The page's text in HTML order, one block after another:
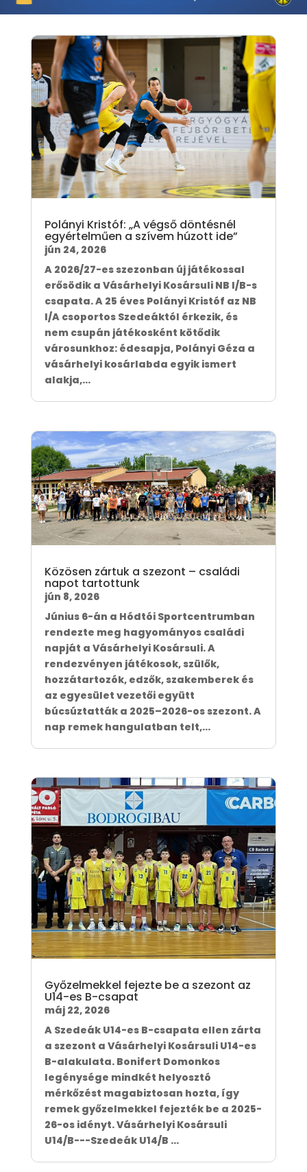
Polányi Kristóf: „A végső döntésnél
egyértelműen a szívem húzott ide”
jún 24, 2026
A 2026/27-es szezonban új játékossal
erősödik a Vásárhelyi Kosársuli NB I/B-s
csapata. A 25 éves Polányi Kristóf az NB
I/A csoportos Szedeáktól érkezik, és
nem csupán játékosként kötődik
városunkhoz: édesapja, Polányi Géza a
vásárhelyi kosárlabda egyik ismert
alakja,...
Közösen zártuk a szezont – családi
napot tartottunk
jún 8, 2026
Június 6-án a Hódtói Sportcentrumban
rendezte meg hagyományos családi
napját a Vásárhelyi Kosársuli. A
rendezvényen játékosok, szülők,
hozzátartozók, edzők, szakemberek és
az egyesület vezetői együtt
búcsúztatták a 2025–2026-os szezont. A
nap remek hangulatban telt,...
Győzelmekkel fejezte be a szezont az
U14-es B-csapat
máj 22, 2026
A Szedeák U14-es B-csapata ellen zárta
a szezont a Vásárhelyi Kosársuli U14-es
B-alakulata. Bonifert Domonkos
legénysége mindkét helyosztó
mérkőzést magabiztosan hozta, így
remek győzelmekkel fejezték be a 2025-
26-os idényt. Vásárhelyi Kosársuli
U14/B---Szedeák U14/B ...